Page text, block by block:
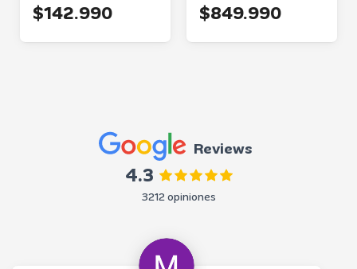
$142.990 $849.990
Reviews
4.3
3212 opiniones